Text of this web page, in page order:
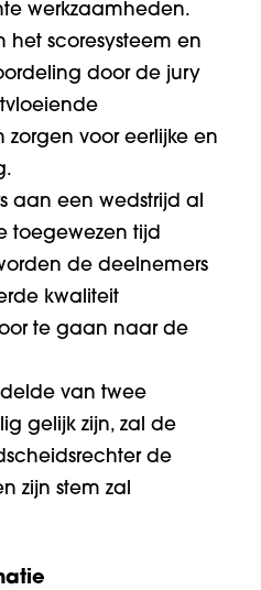
werkzaamheden.
het scoresysteem en
door de jury
voor eerlijke en
aan een wedstrijd al
toegewezen tijd
de deelnemers
kwaliteit
te gaan naar de
van twee
gelijk zijn, zal de
de
zijn stem zal